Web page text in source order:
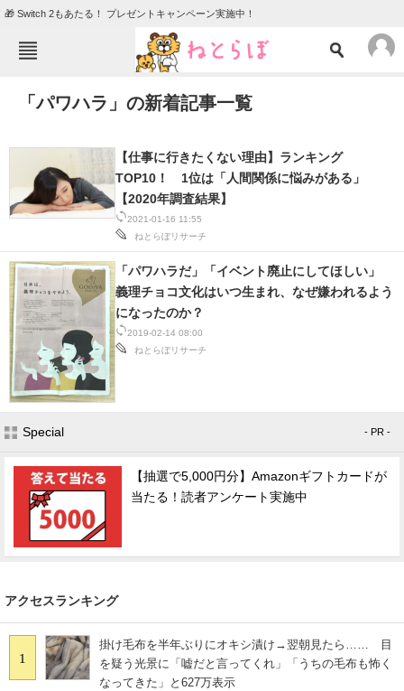
🎁 Switch 2もあたる！ プレゼントキャンペーン実施中！
TOP ニュース
グルメ 地域
住まい
会員記事
メディア
注目記事を集めた総合ページ
ITの今と未来を見通す
スマホと通信の最新トレンド
進化するPCとデバイスの未来
好きが集まる 比べて選べる
AI活用のいまが分かる
経営リーダーのコミュニティ
「パワハラ」の新着記事一覧
2021-01-16 11:55
ねとらぼリサーチ
【仕事に行きたくない理由】ランキング
TOP10！ 1位は「人間関係に悩みがある」
【2020年調査結果】
2019-02-14 08:00
ねとらぼリサーチ
「パワハラだ」「イベント廃止にしてほしい」
義理チョコ文化はいつ生まれ、なぜ嫌われるよう
になったのか？
Special - PR -
【抽選で5,000円分】Amazonギフトカードが
当たる！読者アンケート実施中
アクセスランキング
1
掛け毛布を半年ぶりにオキシ漬け→翌朝見たら…… 目
を疑う光景に「嘘だと言ってくれ」「うちの毛布も怖く
なってきた」と627万表示